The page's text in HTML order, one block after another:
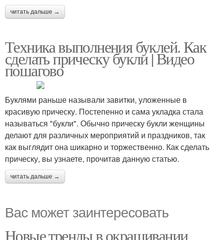
читать дальше →
Техника выполнения буклей. Как
сделать прическу букли | Видео
пошагово
Буклями раньше называли завитки, уложенные в
красивую прическу. Постепенно и сама укладка стала
называться "букли". Обычно прическу букли женщины
делают для различных мероприятий и праздников, так
как выглядит она шикарно и торжественно. Как сделать
прическу, вы узнаете, прочитав данную статью.
читать дальше →
Вас может заинтересовать
Новые тренды в окрашивании